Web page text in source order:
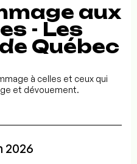
aux
- Les
Québec
à celles et ceux qui
et dévouement.
2026